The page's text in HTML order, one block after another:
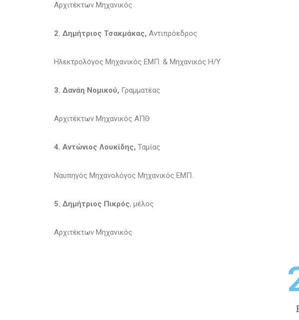
Αρχιτέκτων Μηχανικός
2. Δημήτριος Τσακμάκας, Αντιπρόεδρος
Ηλεκτρολόγος Μηχανικός ΕΜΠ. & Μηχανικός Η/Υ
3. Δανάη Νομικού, Γραμματέας
Αρχιτέκτων Μηχανικός ΑΠΘ
4. Αντώνιος Λουκίδης, Ταμίας
Ναυπηγός Μηχανολόγος Μηχανικός ΕΜΠ.
5. Δημήτριος Πικρός, μέλος
Αρχιτέκτων Μηχανικός